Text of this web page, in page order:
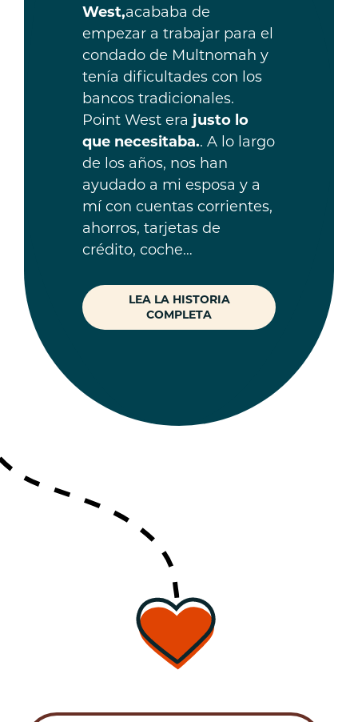
West,acababa de
empezar a trabajar para el
condado de Multnomah y
tenía dificultades con los
bancos tradicionales.
Point West era justo lo
que necesitaba.. A lo largo
de los años, nos han
ayudado a mi esposa y a
mí con cuentas corrientes,
ahorros, tarjetas de
crédito, coche…
LEA LA HISTORIA
COMPLETA